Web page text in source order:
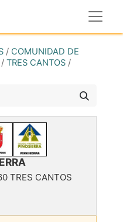
/ COMUNIDAD DE
/ TRES CANTOS /
TRES CANTOS